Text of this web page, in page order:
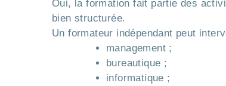
Oui, la formation fait partie des
bien structurée.
Un formateur indépendant peut
management ;
bureautique ;
informatique ;